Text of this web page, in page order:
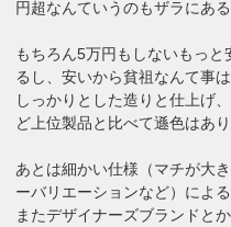
円超なんていうのもザラにある
もちろん5万円もしないもっ
るし、安いから貧祖なんて事
しっかりとした造りと仕上げ
ど上位製品と比べて遜色はあり
あとは細かい仕様（マチが大
ーバリエーションなど）によ
またデザイナーズブランドと